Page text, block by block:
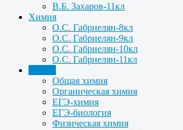
В.Б. Захаров-11кл
Химия
О.С. Габриелян-8кл
О.С. Габриелян-9кл
О.С. Габриелян-10кл
О.С. Габриелян-11кл
Общая химия
Органическая химия
ЕГЭ-химия
ЕГЭ-биология
Физическая химия